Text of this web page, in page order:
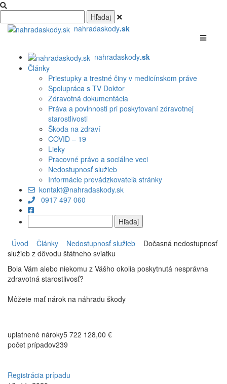
nahradaskody.sk
nahradaskody.sk
Články
Priestupky a trestné činy v medicínskom práve
Spolupráca s TV Doktor
Zdravotná dokumentácia
Práva a povinnosti pri poskytovaní zdravotnej
starostlivosti
Škoda na zdraví
COVID – 19
Lieky
Pracovné právo a sociálne veci
Nedostupnosť služieb
Informácie prevádzkovateľa stránky
kontakt@nahradaskody.sk
0917 497 060
Úvod Články Nedostupnosť služieb
Dočasná nedostupnosť
služieb z dôvodu štátneho sviatku
Bola Vám alebo niekomu z Vášho okolia poskytnutá nesprávna
zdravotná starostlivosť?
Môžete mať nárok na náhradu škody
uplatnené nároky5 722 128,00 €
počet prípadov239
Registrácia prípadu